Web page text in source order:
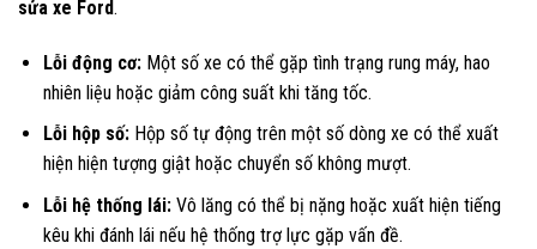
sửa xe Ford.
Lỗi động cơ:Một số xe có thể gặp tình trạng rung máy, hao
nhiên liệu hoặc giảm công suất khi tăng tốc.
Lỗi hộp số:Hộp số tự động trên một số dòng xe có thể xuất
hiện hiện tượng giật hoặc chuyển số không mượt.
Lỗi hệ thống lái:Vô lăng có thể bị nặng hoặc xuất hiện tiếng
kêu khi đánh lái nếu hệ thống trợ lực gặp vấn đề.